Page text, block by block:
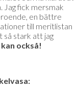
fick mersmak
en bättre
till meritlistan
så stark att jag
kan också!